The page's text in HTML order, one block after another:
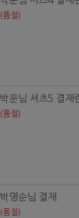
(품절)
박운님 셔츠5 결재
(품절)
박명순님 결재
(품절)